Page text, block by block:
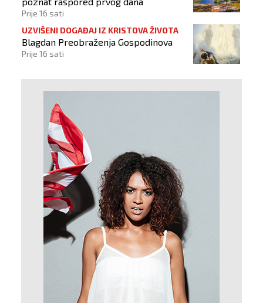
Prije 16 sati
UZVIŠENI DOGAĐAJ IZ KRISTOVA ŽIVOTA
Blagdan Preobraženja Gospodinova
Prije 16 sati